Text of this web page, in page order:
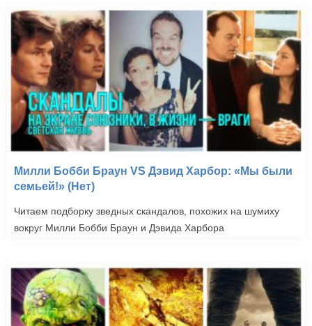
Милли Бобби Браун VS Дэвид Харбор: «Мы были
семьей!» (Нет)
Читаем подборку зведных скандалов, похожих на шумиху
вокруг Милли Бобби Браун и Дэвида Харбора